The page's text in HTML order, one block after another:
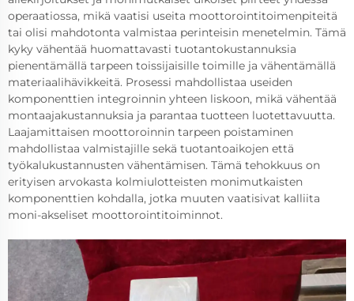
operaatiossa, mikä vaatisi useita moottorointitoimenpiteitä
tai olisi mahdotonta valmistaa perinteisin menetelmin. Tämä
kyky vähentää huomattavasti tuotantokustannuksia
pienentämällä tarpeen toissijaisille toimille ja vähentämällä
materiaalihävikkeitä. Prosessi mahdollistaa useiden
komponenttien integroinnin yhteen liskoon, mikä vähentää
montaajakustannuksia ja parantaa tuotteen luotettavuutta.
Laajamittaisen moottoroinnin tarpeen poistaminen
mahdollistaa valmistajille sekä tuotantoaikojen että
työkalukustannusten vähentämisen. Tämä tehokkuus on
erityisen arvokasta kolmiulotteisten monimutkaisten
komponenttien kohdalla, jotka muuten vaatisivat kalliita
moni-akseliset moottorointitoiminnot.